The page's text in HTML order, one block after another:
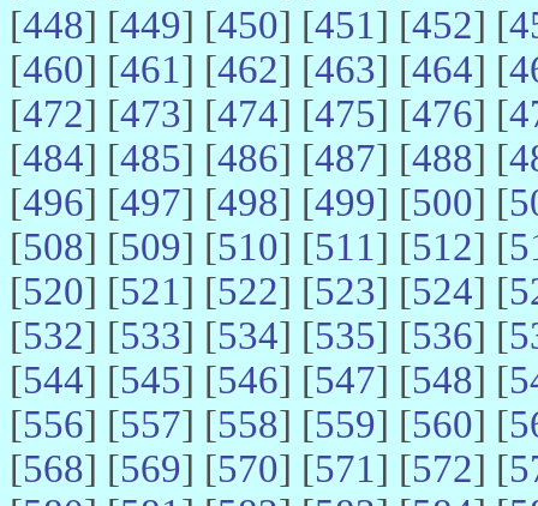
[448] [449] [450] [451] [452] [
[460] [461] [462] [463] [464] [
[472] [473] [474] [475] [476] [
[484] [485] [486] [487] [488] [
[496] [497] [498] [499] [500] [
[508] [509] [510] [511] [512] [
[520] [521] [522] [523] [524] [
[532] [533] [534] [535] [536] [
[544] [545] [546] [547] [548] [
[556] [557] [558] [559] [560] [
[568] [569] [570] [571] [572] [